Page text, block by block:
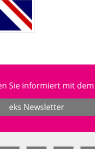
Sie informiert mit dem
eks Newsletter